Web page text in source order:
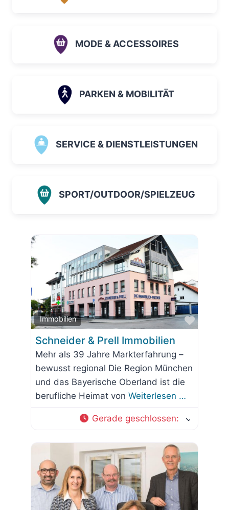
MODE & ACCESSOIRES
PARKEN & MOBILITÄT
SERVICE & DIENSTLEISTUNGEN
SPORT/OUTDOOR/SPIELZEUG
Immobilien
Favorit
Schneider & Prell Immobilien
Mehr als 39 Jahre Markterfahrung –
bewusst regional Die Region München
und das Bayerische Oberland ist die
berufliche Heimat von Weiterlesen …
Gerade geschlossen: